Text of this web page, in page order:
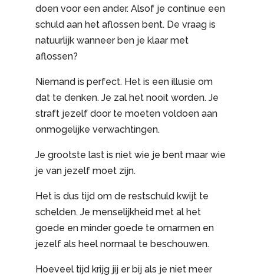
doen voor een ander. Alsof je continue een
schuld aan het aflossen bent. De vraag is
natuurlijk wanneer ben je klaar met
aflossen?
Niemand is perfect. Het is een illusie om
dat te denken. Je zal het nooit worden. Je
straft jezelf door te moeten voldoen aan
onmogelijke verwachtingen.
Je grootste last is niet wie je bent maar wie
je van jezelf moet zijn.
Het is dus tijd om de restschuld kwijt te
schelden. Je menselijkheid met al het
goede en minder goede te omarmen en
jezelf als heel normaal te beschouwen.
Hoeveel tijd krijg jij er bij als je niet meer